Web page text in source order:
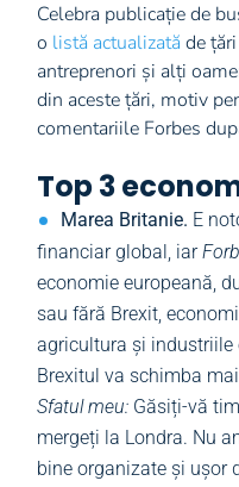
Celebra publicație de
o listă actualizată de
antreprenori și alți
din aceste țări, motiv
comentariile Forbes
Top 3
Marea Britanie. E
financiar global, iar
economie europeană,
sau fără Brexit,
agricultura și industriile
Brexitul va schimba
Sfatul meu: Găsiți-vă
mergeți la Londra. Nu
bine organizate și ușor